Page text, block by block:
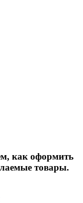
как оформить
товары.